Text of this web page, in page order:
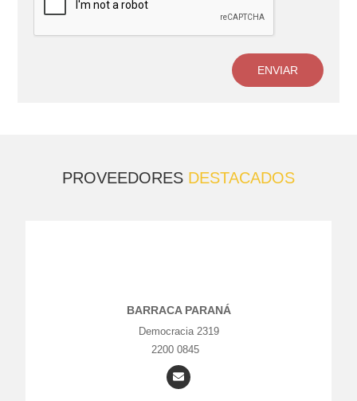
ENVIAR
PROVEEDORES DESTACADOS
BARRACA PARANÁ
Democracia 2319
2200 0845